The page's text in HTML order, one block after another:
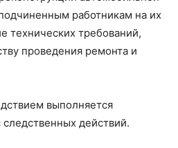
работникам на их
технических требований,
проведения ремонта и
выполняется
действий.